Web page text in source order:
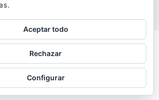
los textos y fotografías de
son propiedad de su autor
protegidos por © Copyright
Aceptar todo
Rechazar
Configurar